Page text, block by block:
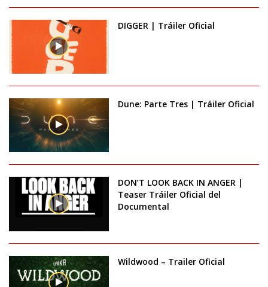
DIGGER | Tráiler Oficial
Dune: Parte Tres | Tráiler Oficial
DON’T LOOK BACK IN ANGER |
Teaser Tráiler Oficial del
Documental
Wildwood – Trailer Oficial